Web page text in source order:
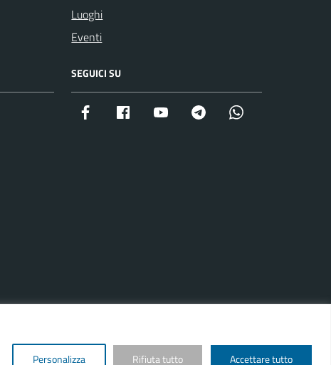
Personalizza Rifiuta tutto Accettare tutto
Luoghi
Eventi
SEGUICI SU
Facebook istituzionale
Facebook museo civico
YouTube Telegram